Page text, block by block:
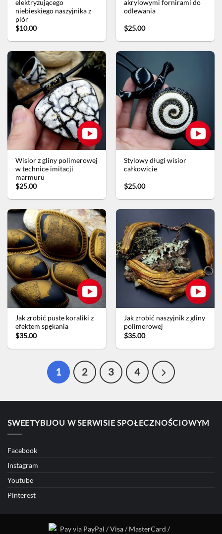
elektryzującego
niebieskiego naszyjnika z
piór
$10.00
akrylowymi fornirami do
odlewania
$25.00
Wisior z gliny polimerowej
w technice imitacji
marmuru
$25.00
Stylowy długi wisior
całkowicie
$25.00
Jak zrobić puste koraliki z
efektem spękania
$35.00
Jak zrobić naszyjnik z gliny
polimerowej
$35.00
1 2 3 4
SWEETYBIJOU W SERWISIE SPOŁECZNOŚCIOWYM
Facebook
Instagram
Youtube
Pinterest